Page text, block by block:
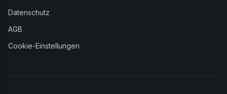
Datenschutz
AGB
Cookie-Einstellungen